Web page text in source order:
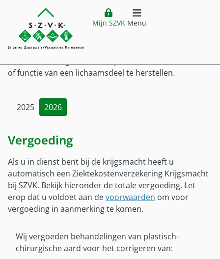
Website header
Ga direct naar hoofdinhoud
Mijn SZVK Menu
Hoofdmenu
Home
Premie
Verzekering
Ziektekostenverzekering Krijgsmacht
Voor wie?
Voor wie
Militair in dienst
Militair uit dienst
Gezinsleden EU
Wereldcollectiviteit
Vergoedingen
Zorgkostenfactuur
Declareren
Uitzonderingen
Zorgaanbieders
Pilot DTD
Buitenland
Buitenland
Plaatsing buiten Nederland
Vestiging buiten Nederland
Tijdelijk verblijf buiten Nederland
Zorg buiten Nederland
Wereldcollectiviteit
Klantenservice
Service
Klantenservice
Customer service (EN)
Klacht melden
Wijziging doorgeven
Mijn SZVK
Vergoedingenoverzicht Plastische chirurgie
Plastische chirurgie
of functie van een lichaamsdeel te herstellen.
2025 2026
Vergoeding
Als u in dienst bent bij de krijgsmacht heeft u
automatisch een Ziektekostenverzekering Krijgsmacht
bij SZVK. Bekijk hieronder de totale vergoeding. Let
erop dat u voldoet aan devoorwaarden om voor
vergoeding in aanmerking te komen.
Wij vergoeden behandelingen van plastisch-
chirurgische aard voor het corrigeren van: